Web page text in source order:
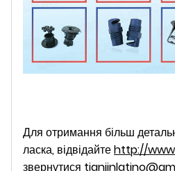
Для отримання більш
ласка, відвідайтеhttp://
звернутися